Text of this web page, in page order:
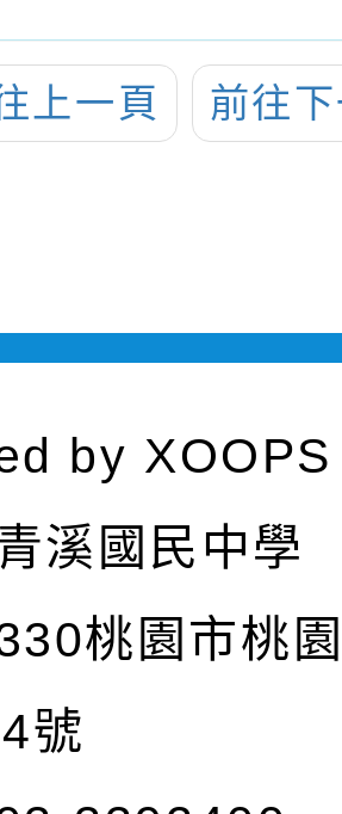
上一頁 前往
by XOOPS
溪國民中學
桃園市桃
號